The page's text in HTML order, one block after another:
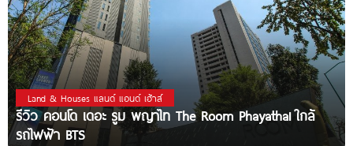
Land & Houses แลนด์ แอนด์ เฮ้าส์
รีวิว คอนโด เดอะ รูม พญาไท The Room Phayathai ใกล้
รถไฟฟ้า BTS